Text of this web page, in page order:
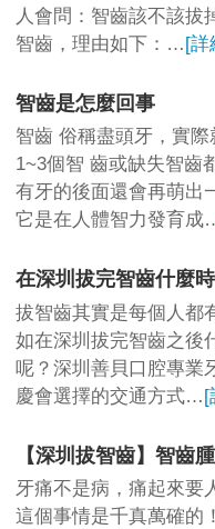
人會問：智齒該不該拔
智齒，理由如下：…[詳
智齒是怎麼回事
智齒 俗稱盡頭牙，實
1~3個智 齒或缺失智齒
有牙的後面還會再萌出
它是在人體智力發育成
在深圳拔完智齒什麼
拔智齒其實是每個人都
如在深圳拔完智齒之後
呢？深圳善貝口腔專業
慶會選擇的交通方式…[
【深圳拔智齒】智齒
牙痛不是病，痛起來要
這個事情是千真萬確的